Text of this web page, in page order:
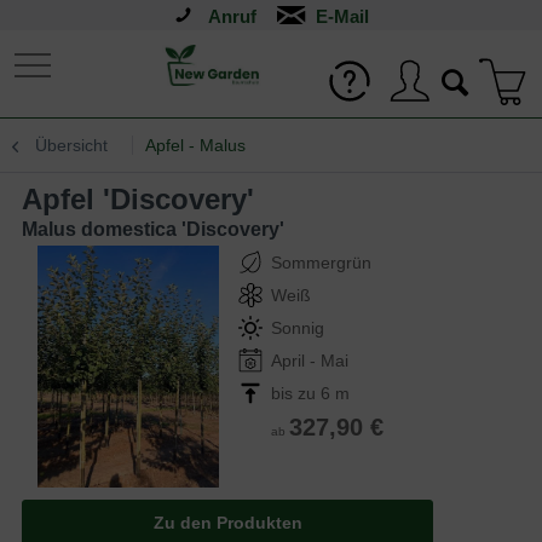
Anruf
Übersicht Apfel - Malus
Apfel 'Discovery'
Malus domestica 'Discovery'
Sommergrün
Weiß
Sonnig
April - Mai
bis zu 6 m
ab 327,90 €
Zu den Produkten